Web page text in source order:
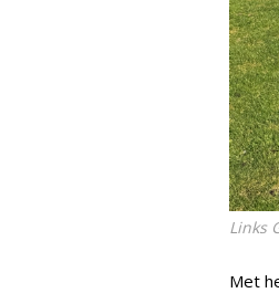
Links
Met